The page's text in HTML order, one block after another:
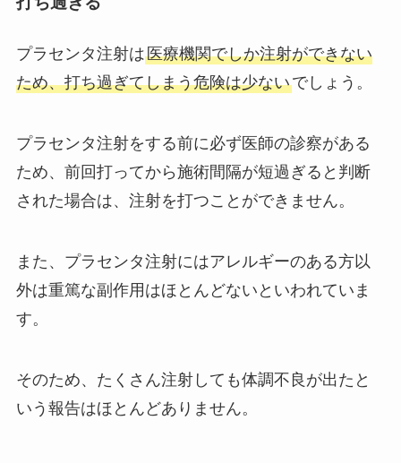
プラセンタ注射は医療機関でしか注射ができない
ため、打ち過ぎてしまう危険は少ないでしょう。
プラセンタ注射をする前に必ず医師の診察がある
ため、前回打ってから施術間隔が短過ぎると判断
された場合は、注射を打つことができません。
また、プラセンタ注射にはアレルギーのある方以
外は重篤な副作用はほとんどないといわれていま
す。
そのため、たくさん注射しても体調不良が出たと
いう報告はほとんどありません。